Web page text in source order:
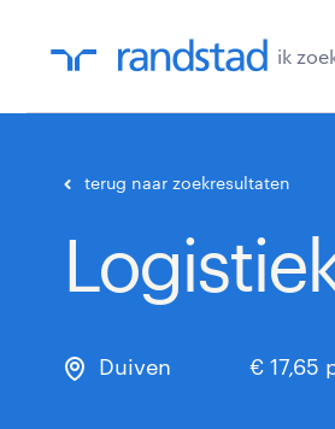
ik
terug naar zoekresultaten
Duiven € 17,65